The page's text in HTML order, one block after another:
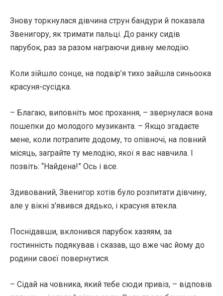
Знову торкнулася дівчина струн бандури й показала
Звенигору, як тримати пальці. До ранку сидів
парубок, раз за разом награючи дивну мелодію.
Коли зійшло сонце, на подвір’я тихо зайшла синьоока
красуня-сусідка.
– Благаю, виповніть моє прохання, – звернулася вона
пошепки до молодого музиканта. – Якщо згадаєте
мене, коли потрапите додому, то опівночі, на повний
місяць, заграйте ту мелодію, якої я вас навчила. І
позвіть: “Найдена!” Ось і все.
Здивований, Звенигор хотів було розпитати дівчину,
але у вікні з’явився дядько, і красуня втекла.
Поснідавши, вклонився парубок хазяям, за
гостинність подякував і сказав, що вже час йому до
родини своєї повернутися.
– Сідай на човника, який тебе сюди привіз, – відповів